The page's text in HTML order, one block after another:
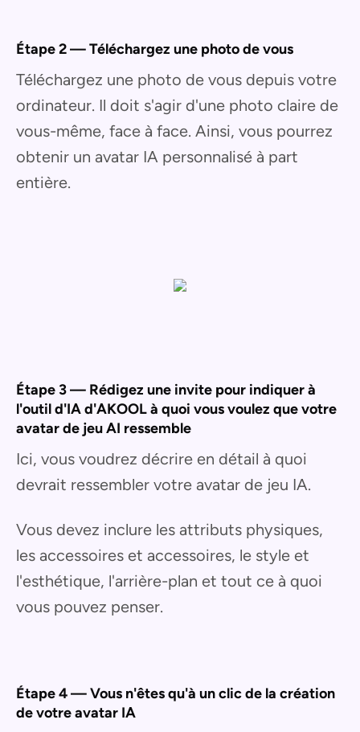
Étape 2 — Téléchargez une photo de vous
Téléchargez une photo de vous depuis votre
ordinateur. Il doit s'agir d'une photo claire de
vous-même, face à face. Ainsi, vous pourrez
obtenir un avatar IA personnalisé à part
entière.
Étape 3 — Rédigez une invite pour indiquer à
l'outil d'IA d'AKOOL à quoi vous voulez que votre
avatar de jeu AI ressemble
Ici, vous voudrez décrire en détail à quoi
devrait ressembler votre avatar de jeu IA.
Vous devez inclure les attributs physiques,
les accessoires et accessoires, le style et
l'esthétique, l'arrière-plan et tout ce à quoi
vous pouvez penser.
Étape 4 — Vous n'êtes qu'à un clic de la création
de votre avatar IA